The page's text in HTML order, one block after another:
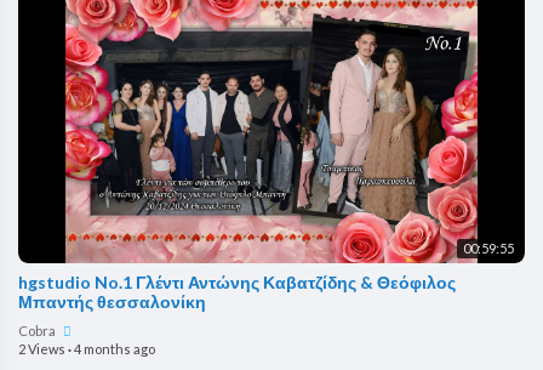
00:59:55
hgstudio No.1 Γλέντι Αντώνης Καβατζίδης & Θεόφιλος
Μπαντής θεσσαλονίκη
Cobra
2 Views ·4 months ago